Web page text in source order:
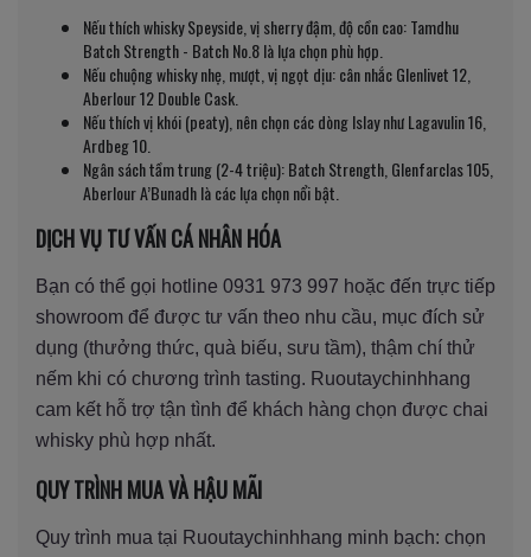
Nếu thích whisky Speyside, vị sherry đậm, độ cồn cao: Tamdhu
Batch Strength - Batch No.8 là lựa chọn phù hợp.
Nếu chuộng whisky nhẹ, mượt, vị ngọt dịu: cân nhắc Glenlivet 12,
Aberlour 12 Double Cask.
Nếu thích vị khói (peaty), nên chọn các dòng Islay như Lagavulin 16,
Ardbeg 10.
Ngân sách tầm trung (2-4 triệu): Batch Strength, Glenfarclas 105,
Aberlour A’Bunadh là các lựa chọn nổi bật.
DỊCH VỤ TƯ VẤN CÁ NHÂN HÓA
Bạn có thể gọi hotline 0931 973 997 hoặc đến trực tiếp
showroom để được tư vấn theo nhu cầu, mục đích sử
dụng (thưởng thức, quà biếu, sưu tầm), thậm chí thử
nếm khi có chương trình tasting. Ruoutaychinhhang
cam kết hỗ trợ tận tình để khách hàng chọn được chai
whisky phù hợp nhất.
QUY TRÌNH MUA VÀ HẬU MÃI
Quy trình mua tại Ruoutaychinhhang minh bạch: chọn